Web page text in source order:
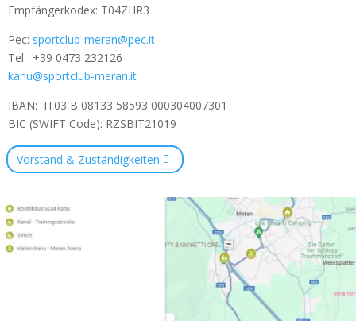
Empfängerkodex: T04ZHR3
Pec: sportclub-meran@pec.it
Tel. +39 0473 232126
kanu@sportclub-meran.it
IBAN: IT03 B 08133 58593 000304007301
BIC (SWIFT Code): RZSBIT21019
Vorstand & Zuständigkeiten